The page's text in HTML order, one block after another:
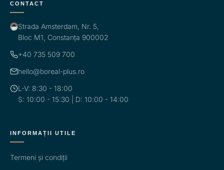
CONTACT
Strada Amsterdam, Nr. 5,
Bloc M1, Constanța 900002
+40 735 509 700
hello@boreal-plus.ro
L-V: 8:30 - 18:00
S: 10:00 - 15:30 | D: 10:00 - 14:00
INFORMAȚII UTILE
Termeni și condiții